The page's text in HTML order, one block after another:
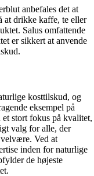
anbefales det at
at drikke kaffe, te eller
Salus omfattende
er sikkert at anvende
kosttilskud, og
eksempel på
stort fokus på kvalitet,
valg for alle, der
Ved at
inden for naturlige
de højeste